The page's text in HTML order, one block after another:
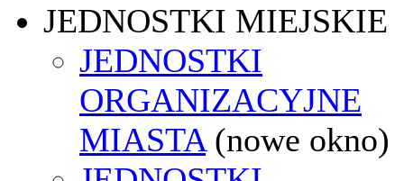
JEDNOSTKI MIEJSKIE
JEDNOSTKI
ORGANIZACYJNE
MIASTA (nowe okno)